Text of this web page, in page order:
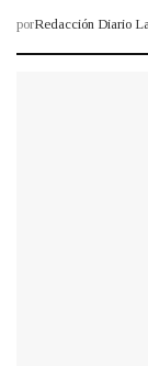
porRedacción Diario